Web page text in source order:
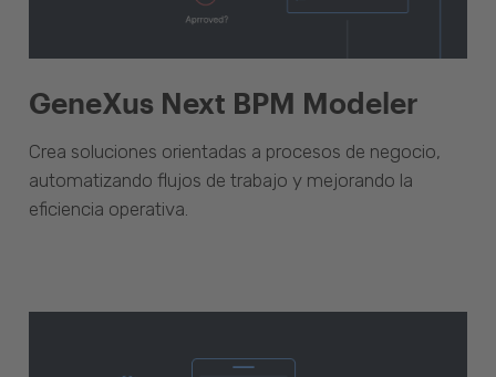
GeneXus Next BPM Modeler
Crea soluciones orientadas a procesos de negocio,
automatizando flujos de trabajo y mejorando la
eficiencia operativa.